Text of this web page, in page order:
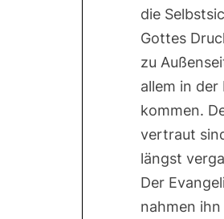
die
Gottes
zu
allem in
kommen.
vertraut
längst
Der
nahmen